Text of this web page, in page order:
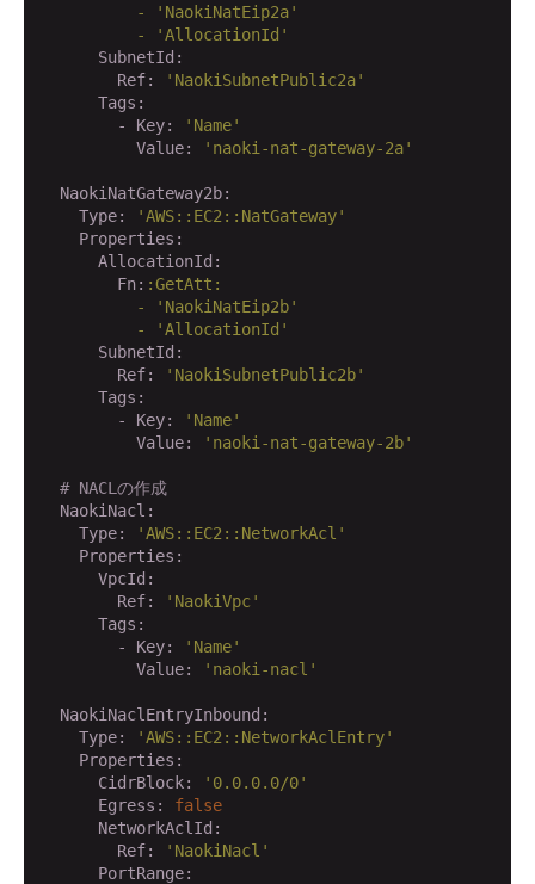
          -
'NaokiNatEip2a'
          -
'AllocationId'
      SubnetId:
        Ref:
'NaokiSubnetPublic2a'
      Tags:
        - Key:
'Name'
          Value:
'naoki-nat-gateway-2a'
  NaokiNatGateway2b:
    Type:
'AWS::EC2::NatGateway'
    Properties:
      AllocationId:
        Fn:
:GetAtt:
          -
'NaokiNatEip2b'
          -
'AllocationId'
      SubnetId:
        Ref:
'NaokiSubnetPublic2b'
      Tags:
        - Key:
'Name'
          Value:
'naoki-nat-gateway-2b'
# NACLの作成
  NaokiNacl:
    Type:
'AWS::EC2::NetworkAcl'
    Properties:
      VpcId:
        Ref:
'NaokiVpc'
      Tags:
        - Key:
'Name'
          Value:
'naoki-nacl'
  NaokiNaclEntryInbound:
    Type:
'AWS::EC2::NetworkAclEntry'
    Properties:
      CidrBlock:
'0.0.0.0/0'
      Egress:
false
      NetworkAclId:
        Ref:
'NaokiNacl'
      PortRange: